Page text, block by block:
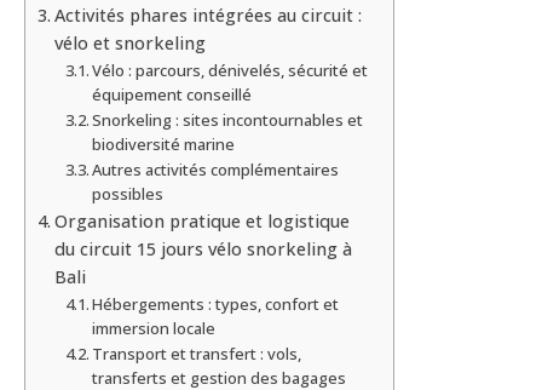
Activités phares intégrées au circuit :
vélo et snorkeling
Vélo : parcours, dénivelés, sécurité et
équipement conseillé
Snorkeling : sites incontournables et
biodiversité marine
Autres activités complémentaires
possibles
Organisation pratique et logistique
du circuit 15 jours vélo snorkeling à
Bali
Hébergements : types, confort et
immersion locale
Transport et transfert : vols,
transferts et gestion des bagages